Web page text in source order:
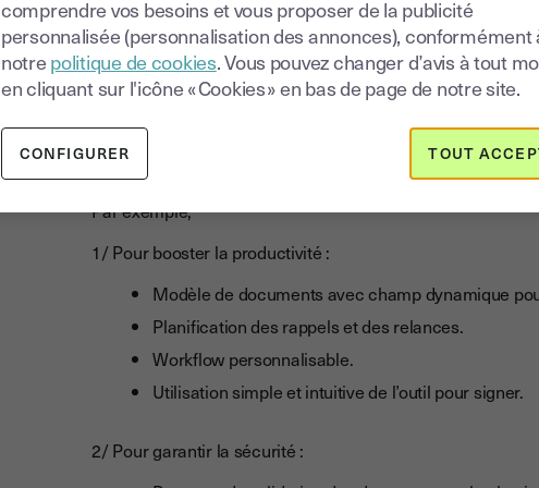
électronique pour
complètes
En adoptant la signature électronique Youtrust, vous
Par exemple,
1/ Pour booster la productivité :
Modèle de documents avec champ dynamique
Planification des rappels et des relances.
Workflow personnalisable.
Utilisation simple et intuitive de l’outil pour signer.
2/ Pour garantir la sécurité :
comprendre vos besoins et vous proposer de la publicité
personnalisée (personnalisation des annonces), conformément
notrepolitique de cookies. Vous pouvez changer d’avis à tout
en cliquant sur l'icône « Cookies » en bas de page de notre site.
CONFIGURER TOUT